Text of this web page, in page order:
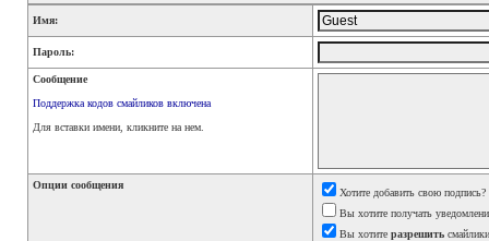
Имя:
Пароль:
Сообщение
Поддержка кодов смайликов включена
Для вставки имени, кликните на нем.
Опции сообщения
Хотите добавить свою подпись?
Вы хотите получать
Вы хотите разрешить